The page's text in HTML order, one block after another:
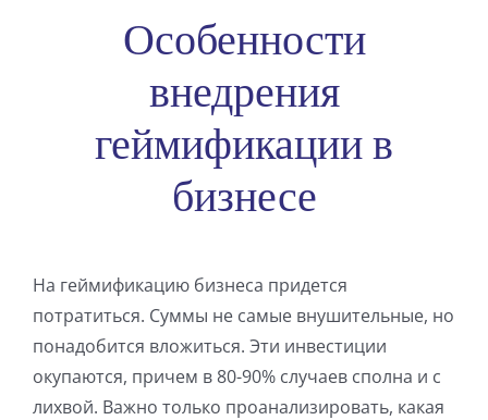
Особенности
внедрения
геймификации в
бизнесе
На геймификацию бизнеса придется
потратиться. Суммы не самые внушительные, но
понадобится вложиться. Эти инвестиции
окупаются, причем в 80-90% случаев сполна и с
лихвой. Важно только проанализировать, какая